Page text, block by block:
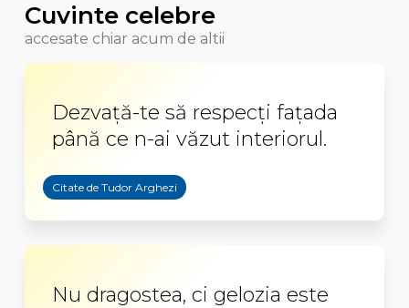
Cuvinte celebre
accesate chiar acum de altii
Dezvaţă-te să respecţi faţada
până ce n-ai văzut interiorul.
Citate de Tudor Arghezi
Nu dragostea, ci gelozia este